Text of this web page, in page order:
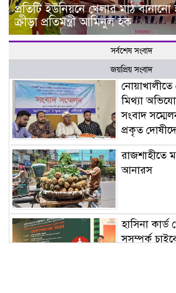
প্রতিটি ইউনিয়নে খেলার মাঠ
ক্রীড়া প্রতিমন্ত্রী আমিনুল হক
সর্বশেষ সংবাদ
জয়প্রিয় সংবাদ
মিথ্যা
সংবাদ
প্রকৃত
রাজশাহীতে
আনারস
হাসিনা
সুসম্পর্ক